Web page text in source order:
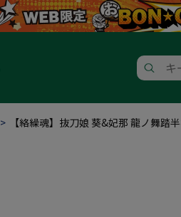
【絡繰魂】抜刀娘 葵&妃那 龍ノ舞